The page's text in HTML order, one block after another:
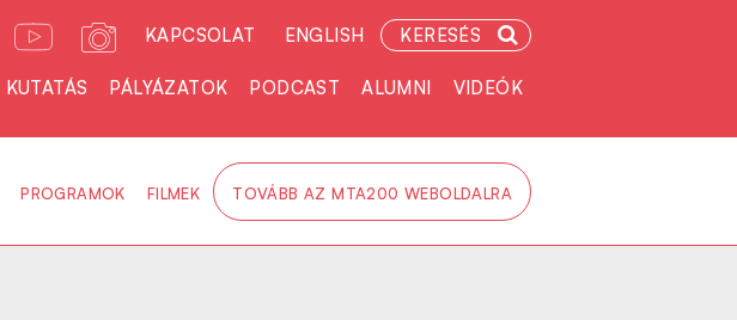
KAPCSOLAT ENGLISH KERESÉS
KUTATÁS PÁLYÁZATOK PODCAST ALUMNI VIDEÓK
PROGRAMOK FILMEK TOVÁBB AZ MTA200 WEBOLDALRA